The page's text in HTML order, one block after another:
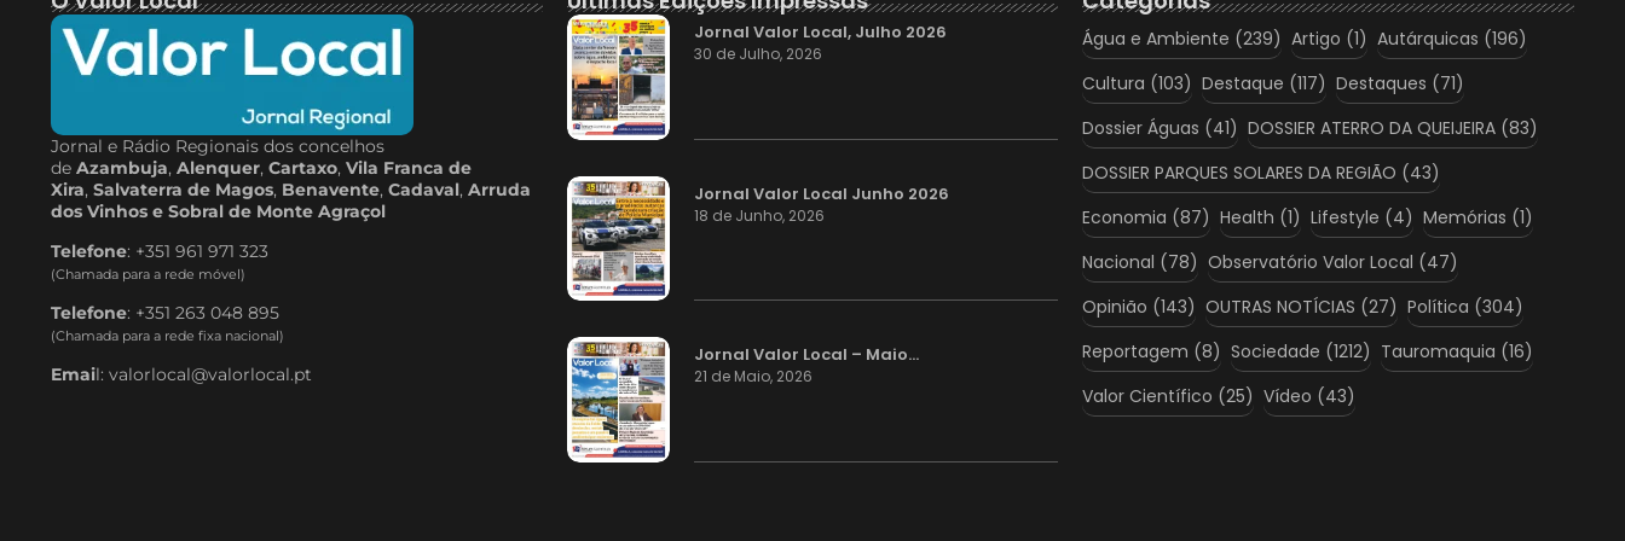
Jornal e Rádio Regionais dos concelhos
de Azambuja, Alenquer, Cartaxo, Vila Franca de
Xira, Salvaterra de Magos, Benavente, Cadaval, Arruda
dos Vinhos e Sobral de Monte Agraçol
Telefone: +351 961 971 323
(Chamada para a rede móvel)
Telefone: +351 263 048 895
(Chamada para a rede fixa nacional)
Email: valorlocal@valorlocal.pt
Jornal Valor Local, Julho 2026
30 de Julho, 2026
Jornal Valor Local Junho 2026
18 de Junho, 2026
Jornal Valor Local – Maio…
21 de Maio, 2026
Água e Ambiente (239) Artigo (1) Autárquicas (196)
Cultura (103) Destaque (117) Destaques (71)
Dossier Águas (41) DOSSIER ATERRO DA QUEIJEIRA (83)
DOSSIER PARQUES SOLARES DA REGIÃO (43)
Economia (87) Health (1) Lifestyle (4) Memórias (1)
Nacional (78) Observatório Valor Local (47)
Opinião (143) OUTRAS NOTÍCIAS (27) Política (304)
Reportagem (8) Sociedade (1212) Tauromaquia (16)
Valor Científico (25) Vídeo (43)